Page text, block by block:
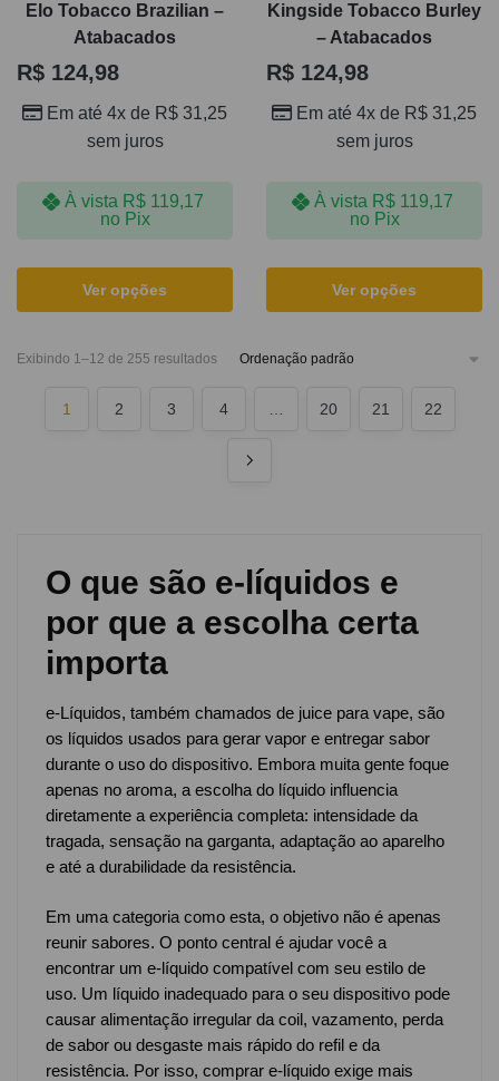
Elo Tobacco Brazilian –
Atabacados
R$ 124,98
Em até 4x de R$ 31,25
sem juros
À vista R$119,17
no Pix
Ver opções
Kingside Tobacco Burley
– Atabacados
R$ 124,98
Em até 4x de R$ 31,25
sem juros
À vista R$119,17
no Pix
Ver opções
Exibindo 1–12 de 255 resultados
1 2 3 4 … 20 21 22
O que são e-líquidos e
por que a escolha certa
importa
e-Líquidos, também chamados de juice para vape, são
os líquidos usados para gerar vapor e entregar sabor
durante o uso do dispositivo. Embora muita gente foque
apenas no aroma, a escolha do líquido influencia
diretamente a experiência completa: intensidade da
tragada, sensação na garganta, adaptação ao aparelho
e até a durabilidade da resistência.
Em uma categoria como esta, o objetivo não é apenas
reunir sabores. O ponto central é ajudar você a
encontrar um e-líquido compatível com seu estilo de
uso. Um líquido inadequado para o seu dispositivo pode
causar alimentação irregular da coil, vazamento, perda
de sabor ou desgaste mais rápido do refil e da
resistência. Por isso, comprar e-líquido exige mais